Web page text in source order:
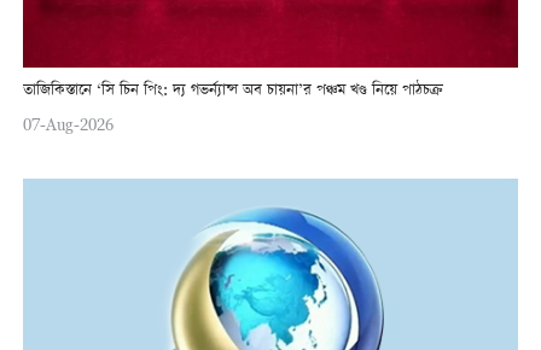
তাজিকিস্তানে ‘সি চিন পিং: দ্য গভর্ন্যান্স অব চায়না’র পঞ্চম খণ্ড নিয়ে পাঠচক্র
07-Aug-2026